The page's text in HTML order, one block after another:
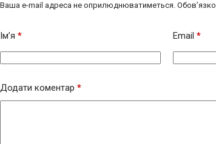
Ваша e-mail адреса не оприлюднюватиметься.
Ім’я * Email *
Додати коментар *